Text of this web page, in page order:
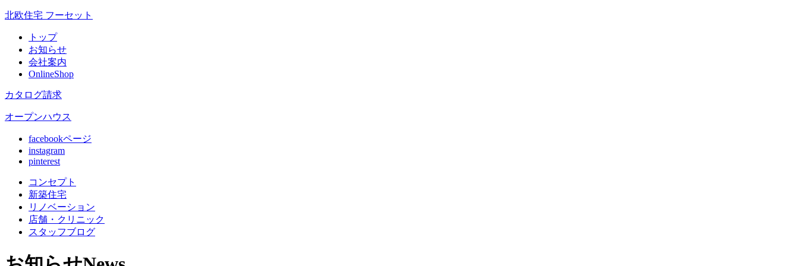
北欧住宅 フーセット
トップ
お知らせ
会社案内
OnlineShop
カタログ請求
オープンハウス
facebookページ
instagram
pinterest
コンセプト
新築住宅
リノベーション
店舗 ・クリニック
スタッフブログ